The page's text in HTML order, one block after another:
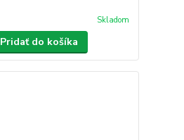
Skladom
Pridať do košíka